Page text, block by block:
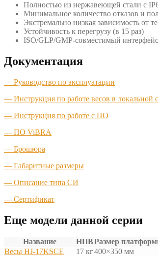
Полностью из нержавеющей стали с
Минимальное количество отказов и
Экстремально низкая зависимость от
Устойчивость к перегрузу (в 15 раз)
ISO/GLP/GMP-совместимый
Документация
— Руководство по эксплуатации
— Инструкция по работе весов в локальной
— Инструкция по работе с ПО
— ПО ViBRA
— Брошюра
— Габаритные размеры
— Описание типа СИ
— Сертификат
Еще модели данной серии
Название НПВРазмер
Весы HJ-17KSCE
17 кг400×350 мм